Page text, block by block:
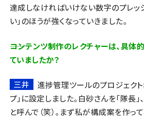
達成しなければいけない数字のプレッ
い」のほうが強くなっていきました。
――コンテンツ制作のレクチャーは、具体
ていましたか？
三井
進捗管理ツールのプロジェクト
プ」に設定しました。白砂さんを「隊長」
と呼んで（笑）。まず私が構成案を作っ